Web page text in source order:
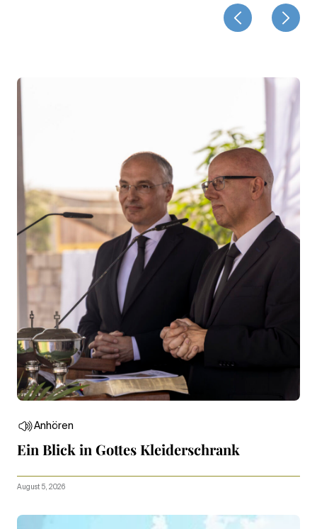
Anhören
Ein Blick in Gottes Kleiderschrank
August 5, 2026